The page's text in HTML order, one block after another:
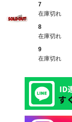
7
在庫切れ
8
在庫切れ
9
在庫切れ